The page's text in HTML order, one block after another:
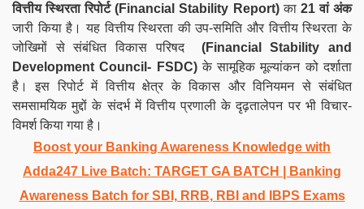
वित्तीय स्थिरता रिपोर्ट (Financial Stability Report)का 21 वां अंक
जारी किया है। यह वित्तीय स्थिरता की उप-समिति और वित्तीय स्थिरता के
जोखिमों से संबंधित विकास परिषद
(Financial Stability and
Development Council- FSDC)के सामूहिक मूल्यांकन को दर्शाता
है। इस रिपोर्ट में वित्तीय क्षेत्र के विकास और विनियमन से संबंधित
समसामयिक मुद्दों के संदर्भ में वित्तीय प्रणाली के दृढ़तालेपन पर भी विचार-
विमर्श किया गया है।
Boost your Banking Awareness Knowledge with
Adda247 Live Batch: TARGET GA BATCH
| Banking
Awareness Batch for SBI, RRB, RBI and IBPS Exams